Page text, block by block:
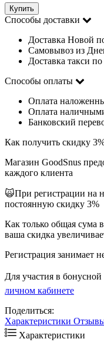
Купить
Способы доставки
Доставка Новой
Самовывоз из
Доставка такси
Способы оплаты
Оплата
Оплата
Банковский
Как получить скидку
Магазин GoodSnus
каждого клиента
🙀При регистрации на
постоянную скидку 3%
Как только общая сума
ваша скидка
Регистрация занимает
Для участия в
личном кабинете
Поделиться:
Характеристики
Характеристики